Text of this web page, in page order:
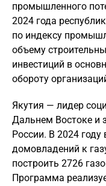
промышленного
2024 года
по индексу
объему
инвестиций в
обороту
Якутия — лидер
Дальнем Востоке и
России. В 2024
домовладений к
построить 2726
Программа